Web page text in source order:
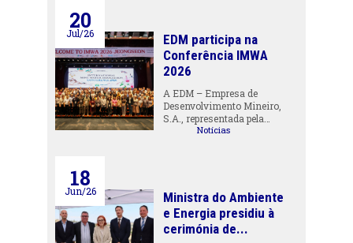
20
Jul/26
EDM participa na
Conferência IMWA
2026
A EDM – Empresa de
Desenvolvimento Mineiro,
S.A., representada pela…
Notícias
18
Jun/26
Ministra do Ambiente
e Energia presidiu à
cerimónia de...